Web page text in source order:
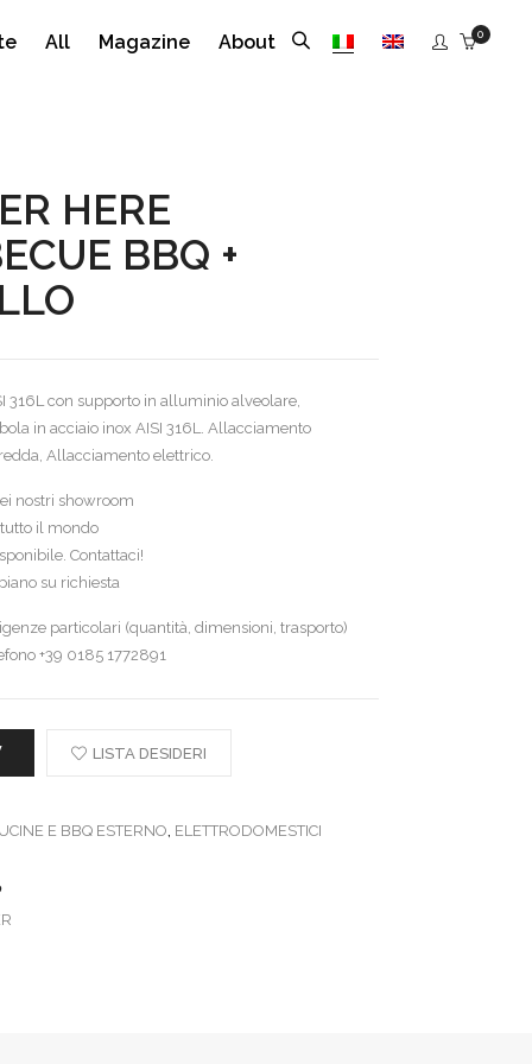
All Magazine About 0
HERE
BBQ +
316L con supporto in alluminio alveolare,
in acciaio inox AISI 316L. Allacciamento
Allacciamento elettrico.
nostri showroom
il mondo
Contattaci!
su richiesta
particolari (quantità, dimensioni, trasporto)
+39 0185 1772891
LISTA DESIDERI
E BBQ ESTERNO, ELETTRODOMESTICI